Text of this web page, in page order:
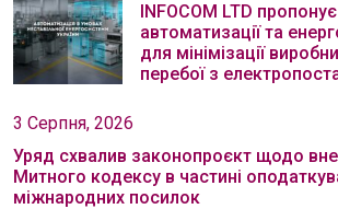
INFOCOM LTD
автоматизації та
для мінімізації
перебої з
3 Серпня, 2026
Уряд схвалив законопроєкт щодо
Митного кодексу в частині
міжнародних посилок